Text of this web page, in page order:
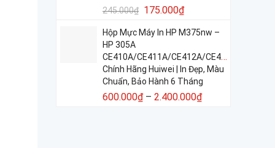
245.000₫ 175.000₫
Hộp Mực Máy In HP M375nw –
HP 305A
CE410A/CE411A/CE412A/CE413A
Chính Hãng Huiwei | In Đẹp, Màu
Chuẩn, Bảo Hành 6 Tháng
600.000₫ – 2.400.000₫